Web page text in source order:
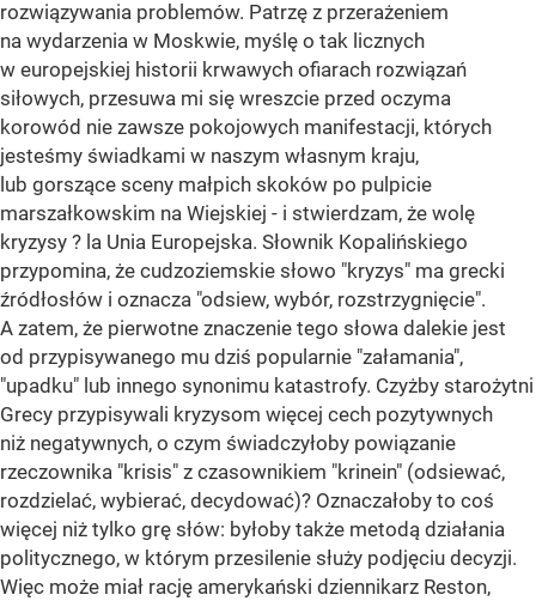
rozwiązywania problemów. Patrzę z przerażeniem
na wydarzenia w Moskwie, myślę o tak licznych
w europejskiej historii krwawych ofiarach rozwiązań
siłowych, przesuwa mi się wreszcie przed oczyma
korowód nie zawsze pokojowych manifestacji, których
jesteśmy świadkami w naszym własnym kraju,
lub gorszące sceny małpich skoków po pulpicie
marszałkowskim na Wiejskiej - i stwierdzam, że wolę
kryzysy ? la Unia Europejska. Słownik Kopalińskiego
przypomina, że cudzoziemskie słowo "kryzys" ma grecki
źródłosłów i oznacza "odsiew, wybór, rozstrzygnięcie".
A zatem, że pierwotne znaczenie tego słowa dalekie jest
od przypisywanego mu dziś popularnie "załamania",
"upadku" lub innego synonimu katastrofy. Czyżby starożytni
Grecy przypisywali kryzysom więcej cech pozytywnych
niż negatywnych, o czym świadczyłoby powiązanie
rzeczownika "krisis" z czasownikiem "krinein" (odsiewać,
rozdzielać, wybierać, decydować)? Oznaczałoby to coś
więcej niż tylko grę słów: byłoby także metodą działania
politycznego, w którym przesilenie służy podjęciu decyzji.
Więc może miał rację amerykański dziennikarz Reston,